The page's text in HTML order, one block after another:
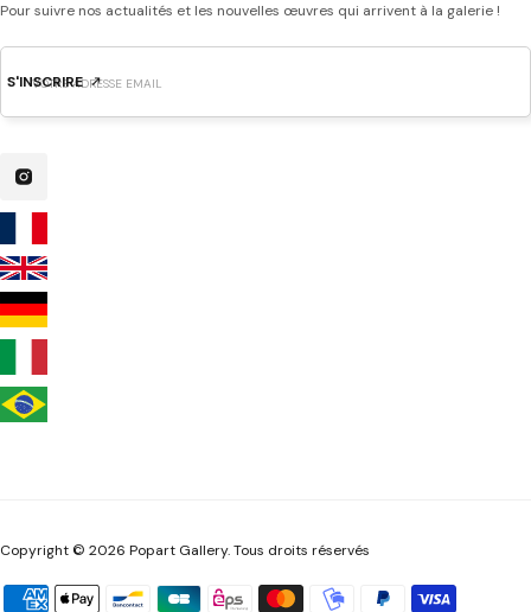
Pour suivre nos actualités et les nouvelles œuvres qui arrivent à la galerie !
S'INSCRIRE
Copyright © 2026 Popart Gallery. Tous droits réservés